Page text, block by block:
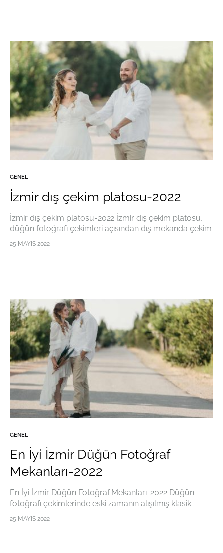
GENEL
İzmir dış çekim platosu-2022
İzmir dış çekim platosu-2022 İzmir dış çekim platosu,
düğün fotoğrafı çekimleri açısından dış mekanda çekim
yapmak son yıllarda özellikle gelin adaylarının hayalini
25 MAYIS 2022
GENEL
En İyi İzmir Düğün Fotoğraf
Mekanları-2022
En İyi İzmir Düğün Fotoğraf Mekanları-2022 Düğün
fotoğrafı çekimlerinde eski zamanın alışılmış klasik
stüdyo fotoğrafları artık yerini dış mekanda daha özgür
içerisinde bulunan çiftler,…
25 MAYIS 2022